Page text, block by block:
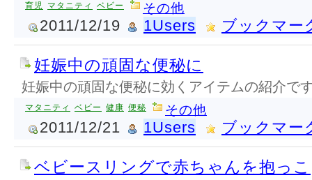
育児 マタニティ ベビー その他
2011/12/19 1Users ブックマー
妊娠中の頑固な便秘に
妊娠中の頑固な便秘に効くアイテムの紹介で
マタニティ ベビー 健康 便秘 その他
2011/12/21 1Users ブックマー
ベビースリングで赤ちゃんを抱っこ